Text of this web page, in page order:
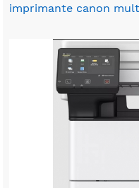
imprimante canon